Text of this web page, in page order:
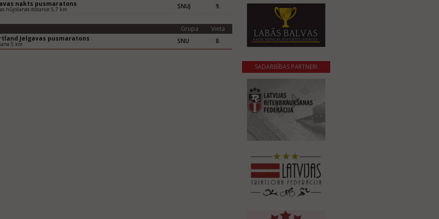
nakts pusmaratons
nūjošanas distance 5,7 km SNUJ 9.
Grupa
Vieta
Jelgavas pusmaratons
5 km SNU 8.
SADARBĪBAS PARTNERI